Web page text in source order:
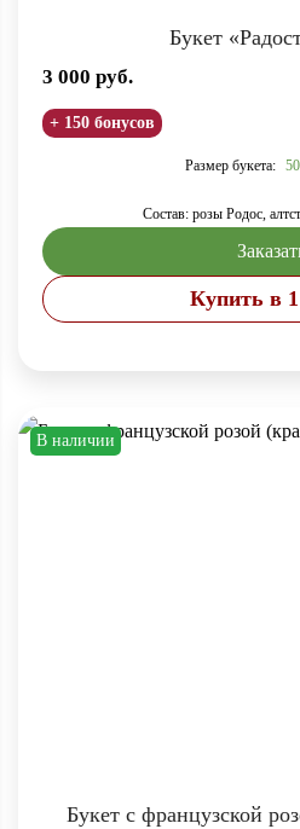
Букет
3 000 руб.
+ 150 бонусов
Размер букета:
Состав: розы Родос,
Купить в
В наличии
Букет с французской